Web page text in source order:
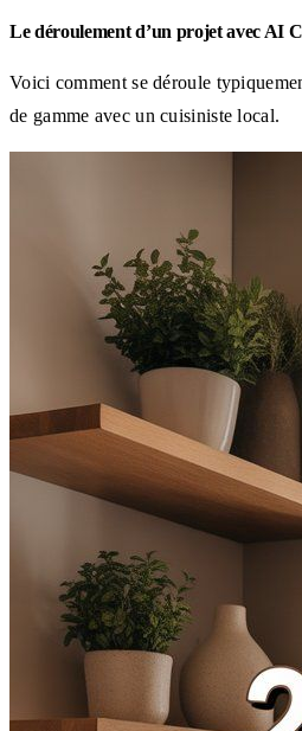
Le déroulement d’un projet avec AI
Voici comment se déroule
de gamme avec un cuisiniste local.